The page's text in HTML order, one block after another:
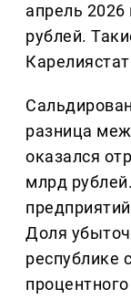
апрель 2026
рублей.
разница
оказался
млрд
Доля
республике